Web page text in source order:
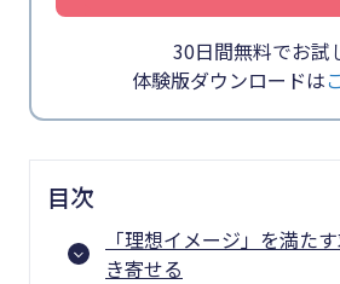
30日間無料でお試
体験版ダウンロードは
目次
「理想イメージ」を満た
き寄せる